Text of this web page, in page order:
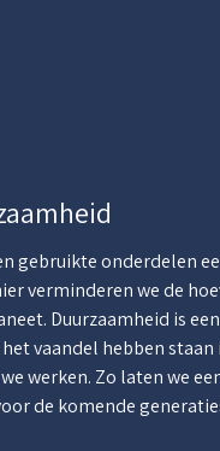
gebruikte onderdelen
verminderen we de
Duurzaamheid is
vaandel hebben
werken. Zo laten we
de komende